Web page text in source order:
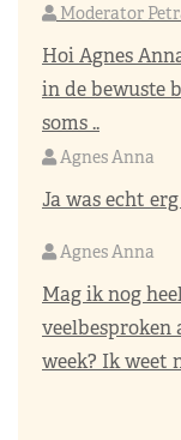
Moderator
Hoi Agnes
in de bewuste
soms ..
Agnes Anna
Ja was echt
Agnes Anna
Mag ik nog
week? Ik weet